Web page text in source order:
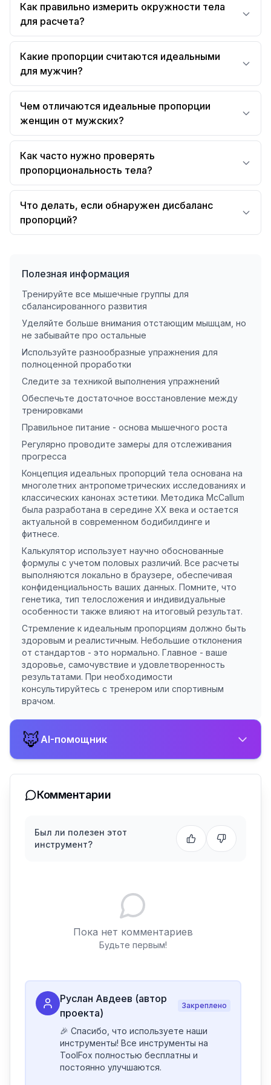
Как правильно измерить окружности тела
для расчета?
Какие пропорции считаются идеальными
для мужчин?
Чем отличаются идеальные пропорции
женщин от мужских?
Как часто нужно проверять
пропорциональность тела?
Что делать, если обнаружен дисбаланс
пропорций?
Полезная информация
Тренируйте все мышечные группы для
сбалансированного развития
Уделяйте больше внимания отстающим мышцам, но
не забывайте про остальные
Используйте разнообразные упражнения для
полноценной проработки
Следите за техникой выполнения упражнений
Обеспечьте достаточное восстановление между
тренировками
Правильное питание - основа мышечного роста
Регулярно проводите замеры для отслеживания
прогресса
Концепция идеальных пропорций тела основана на
многолетних антропометрических исследованиях и
классических канонах эстетики. Методика McCallum
была разработана в середине XX века и остается
актуальной в современном бодибилдинге и
фитнесе.
Калькулятор использует научно обоснованные
формулы с учетом половых различий. Все расчеты
выполняются локально в браузере, обеспечивая
конфиденциальность ваших данных. Помните, что
генетика, тип телосложения и индивидуальные
особенности также влияют на итоговый результат.
Стремление к идеальным пропорциям должно быть
здоровым и реалистичным. Небольшие отклонения
от стандартов - это нормально. Главное - ваше
здоровье, самочувствие и удовлетворенность
результатами. При необходимости
консультируйтесь с тренером или спортивным
врачом.
🦊AI-помощник
Комментарии
Был ли полезен этот
инструмент?
Пока нет комментариев
Будьте первым!
Руслан Авдеев (автор
проекта)
Закреплено
🎉 Спасибо, что используете наши
инструменты! Все инструменты на
ToolFox полностью бесплатны и
постоянно улучшаются.